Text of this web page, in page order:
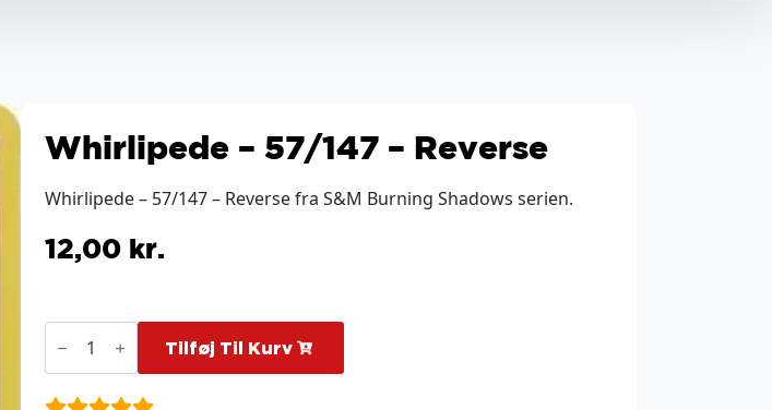
Whirlipede – 57/147 – Reverse
Whirlipede – 57/147 – Reverse fra S&M Burning Shadows serien.
12,00 kr.
Whirlipede
-
Reverse
Tilføj Til Kurv